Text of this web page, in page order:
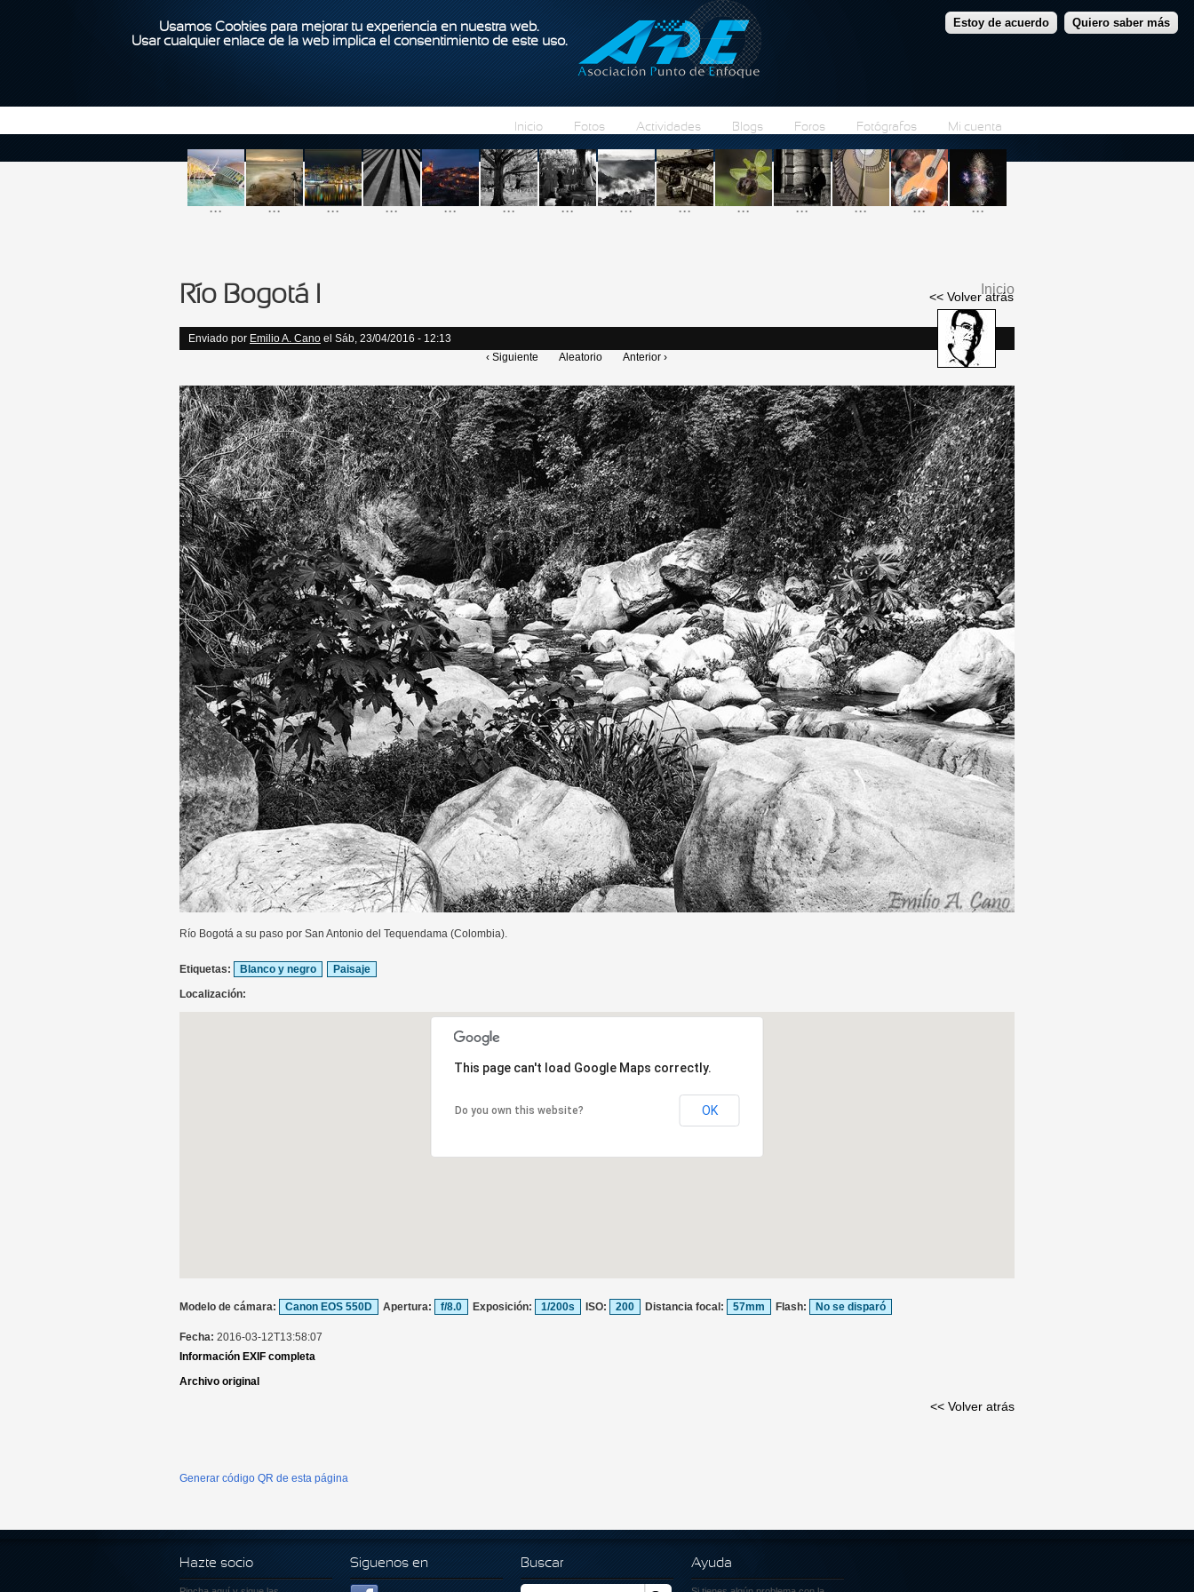
Usamos Cookies para mejorar tu experiencia en nuestra web.
Usar cualquier enlace de la web implica el consentimiento de este uso.
Estoy de acuerdo Quiero saber más
Pasar al contenido principal
Inicio Fotos Actividades Blogs Foros Fotógrafos Mi cuenta
... ... ... ... ... ... ... ... ... ... ... ... ... ...
Se encuentra usted
aquí
Inicio
Río Bogotá I << Volver atrás
Enviado por Emilio A. Cano el Sáb, 23/04/2016 - 12:13
‹ Siguiente
Aleatorio Anterior ›
Río Bogotá a su paso por San Antonio del Tequendama (Colombia).
Etiquetas: Blanco y negro
Paisaje
Localización:
This page can't load Google Maps correctly.
Do you own this website? OK
Modelo de cámara: Canon EOS 550D Apertura: f/8.0 Exposición: 1/200s ISO: 200 Distancia focal: 57mm Flash: No se disparó
Fecha: 2016-03-12T13:58:07
Información EXIF completa
Archivo original
<< Volver atrás
Generar código QR de esta página
Hazte socio Siguenos en Buscar Ayuda